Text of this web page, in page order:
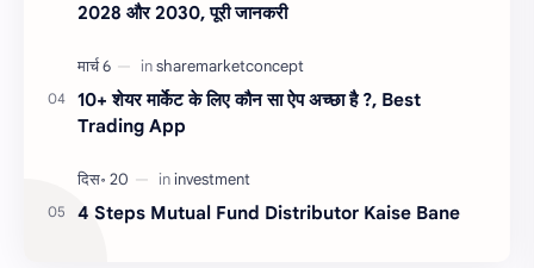
2028 और 2030, पूरी जानकरी
10+ शेयर मार्केट के लिए कौन सा ऐप अच्छा है ?, Best
Trading App
4 Steps Mutual Fund Distributor Kaise Bane